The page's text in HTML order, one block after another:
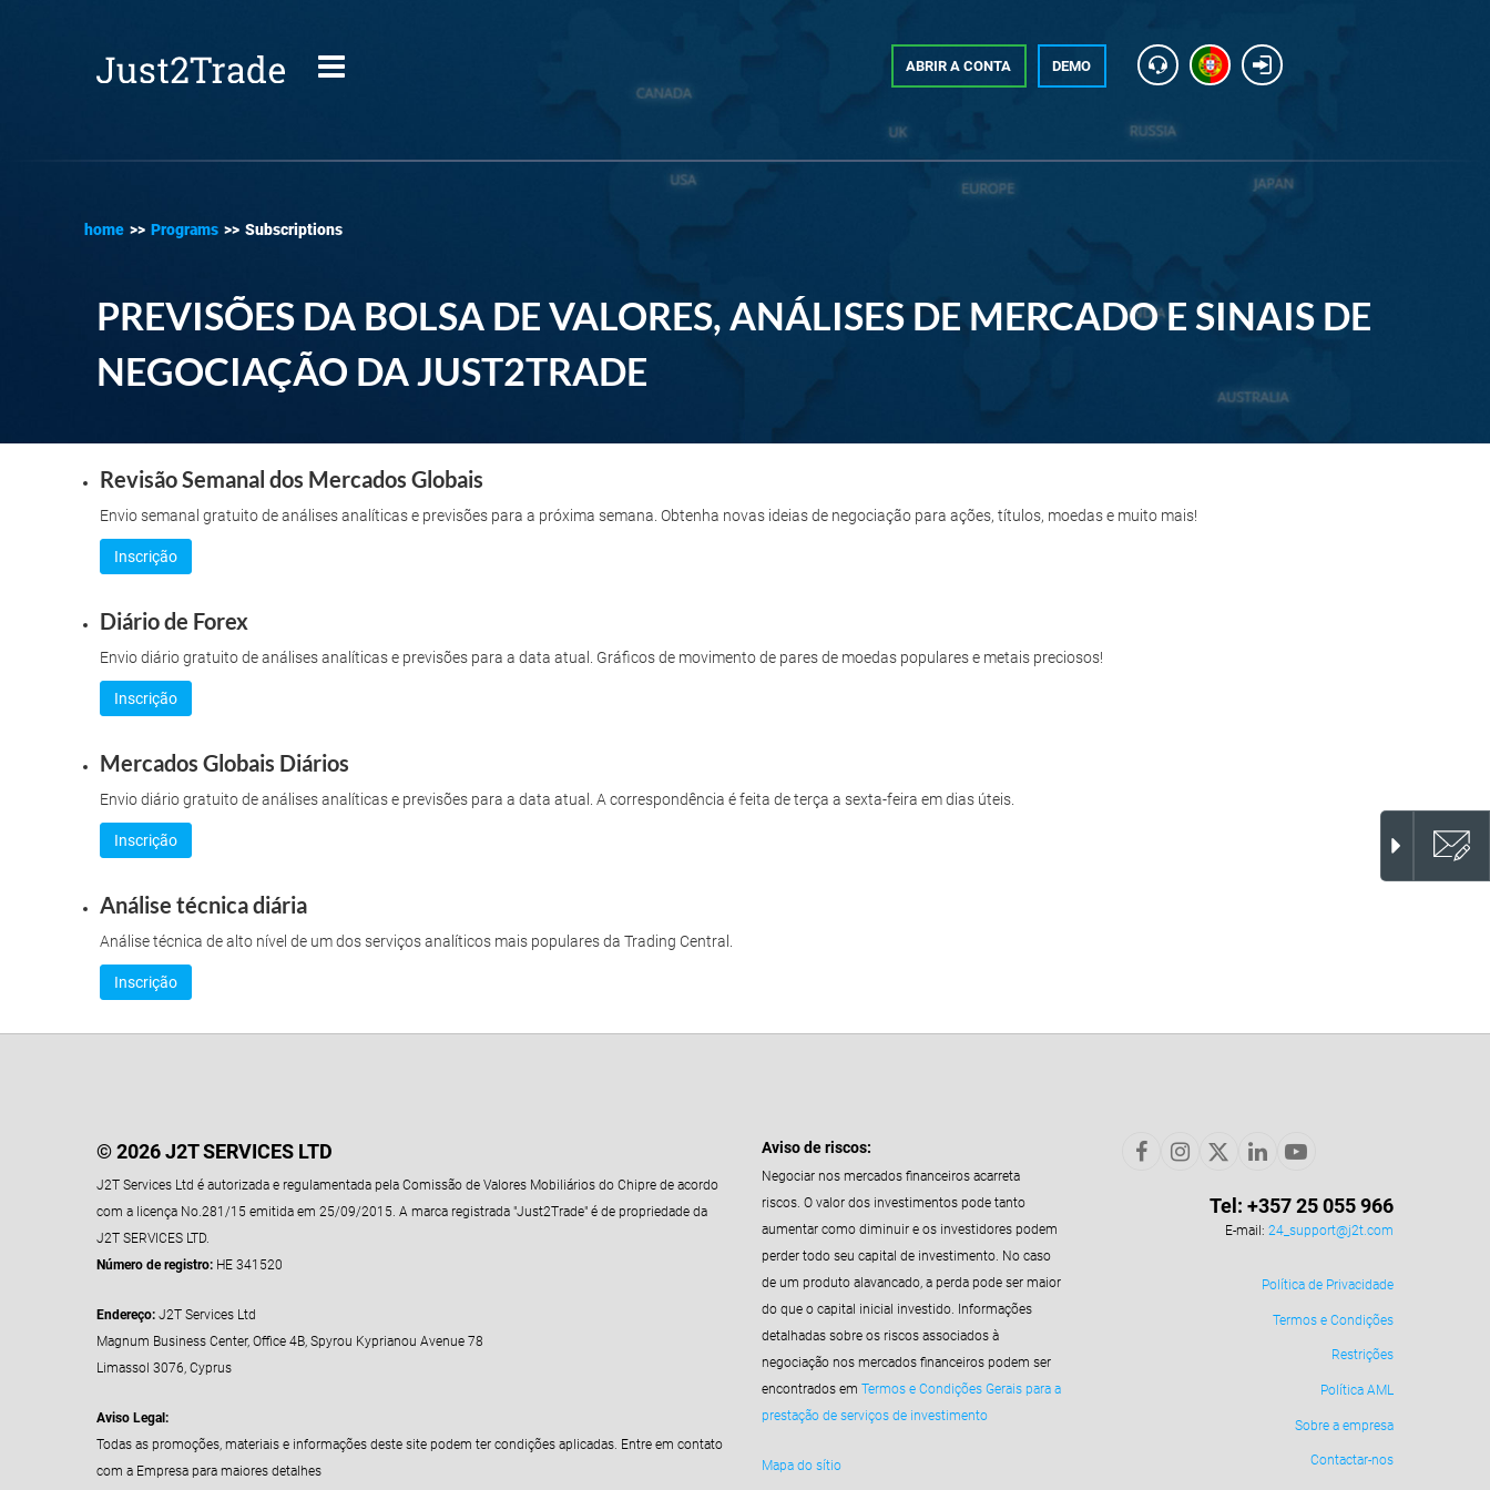
ABRIR A CONTA DEMO
home >> Programs >> Subscriptions
PREVISÕES DA BOLSA DE VALORES, ANÁLISES DE MERCADO E SINAIS DE
NEGOCIAÇÃO DA JUST2TRADE
Revisão Semanal dos Mercados Globais
Envio semanal gratuito de análises analíticas e previsões para a próxima semana. Obtenha novas ideias de negociação para ações, títulos, moedas e muito mais!
Inscrição
Diário de Forex
Envio diário gratuito de análises analíticas e previsões para a data atual. Gráficos de movimento de pares de moedas populares e metais preciosos!
Inscrição
Mercados Globais Diários
Envio diário gratuito de análises analíticas e previsões para a data atual. A correspondência é feita de terça a sexta-feira em dias úteis.
Inscrição
Análise técnica diária
Análise técnica de alto nível de um dos serviços analíticos mais populares da Trading Central.
Inscrição
© 2026 J2T SERVICES LTD
J2T Services Ltd é autorizada e regulamentada pela Comissão de Valores Mobiliários do Chipre de acordo
com a licença No.281/15 emitida em 25/09/2015. A marca registrada "Just2Trade" é de propriedade da
J2T SERVICES LTD.
Número de registro: HE 341520
Endereço: J2T Services Ltd
Magnum Business Center, Office 4B, Spyrou Kyprianou Avenue 78
Limassol 3076, Cyprus
Aviso Legal:
Todas as promoções, materiais e informações deste site podem ter condições aplicadas. Entre em contato
com a Empresa para maiores detalhes
Aviso de riscos:
Negociar nos mercados financeiros acarreta
riscos. O valor dos investimentos pode tanto
aumentar como diminuir e os investidores podem
perder todo seu capital de investimento. No caso
de um produto alavancado, a perda pode ser maior
do que o capital inicial investido. Informações
detalhadas sobre os riscos associados à
negociação nos mercados financeiros podem ser
encontrados em Termos e Condições Gerais para a
prestação de serviços de investimento
Mapa do sítio
Tel: +357 25 055 966
E-mail: 24_support@j2t.com
Política de Privacidade
Termos e Condições
Restrições
Política AML
Sobre a empresa
Contactar-nos